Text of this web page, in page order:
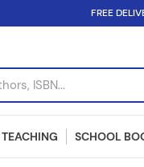
FREE
ISBN...
SCHOOL